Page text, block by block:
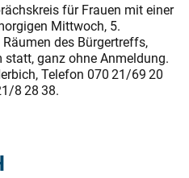
für Frauen mit einer
Mittwoch, 5.
des Bürgertreffs,
ganz ohne Anmeldung.
Telefon 070 21/69 20
8 28 38.